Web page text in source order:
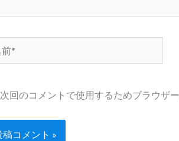
次回のコメントで使用するためブラウザ